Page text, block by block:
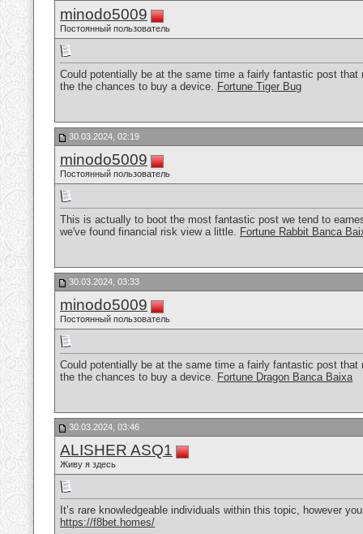
minodo5009
Постоянный пользователь
Could potentially be at the same time a fairly fantastic post
the the chances to buy a device. Fortune Tiger Bug
30.03.2024, 02:19
minodo5009
Постоянный пользователь
This is actually to boot the most fantastic post we tend to
we've found financial risk view a little. Fortune Rabbit Banca
30.03.2024, 03:33
minodo5009
Постоянный пользователь
Could potentially be at the same time a fairly fantastic post
the the chances to buy a device. Fortune Dragon Banca Baixa
30.03.2024, 03:46
ALISHER ASQ1
Живу я здесь
It’s rare knowledgeable individuals within this topic, however
https://f8bet.homes/